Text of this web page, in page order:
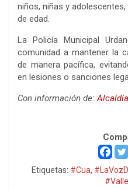
niños, niñas y
de edad.
La Policía Municipal
comunidad a mantener la
de manera pacífica,
en lesiones o sanciones
Con información de:
Etiquetas: #Cua,